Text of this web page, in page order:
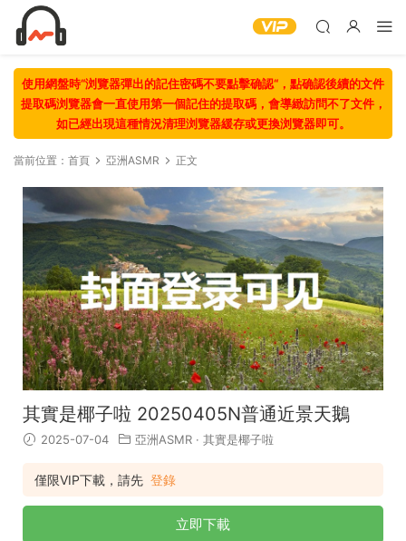
使用網盤時“浏覽器彈出的記住密碼不要點擊确認“，點确認後續的文件
提取碼浏覽器會一直使用第一個記住的提取碼，會導緻訪問不了文件，
如已經出現這種情況清理浏覽器緩存或更換浏覽器即可。
當前位置： 首頁 亞洲ASMR 正文
其實是椰子啦 20250405N普通近景天鵝
2025-07-04 亞洲ASMR · 其實是椰子啦
僅限VIP下載，請先 登錄
立即下載